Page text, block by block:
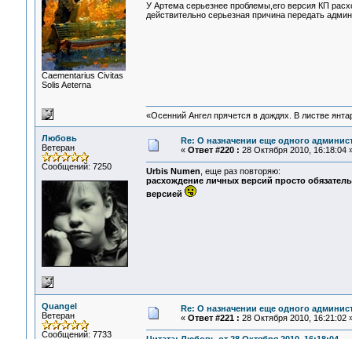
Сaementarius Civitas
Solis Aeterna
У Артема серьезнее проблемы,его версия КП
действительно серьезная причина передать
«Осенний Ангел прячется в дождях. В листве
Любовь
Ветеран
Сообщений: 7250
Re: О назначении еще одного
« Ответ #220 : 28 Октября 2010, 16:18:04
Urbis Numen , еще раз повторяю:
расхождение личных версий просто
версией
Quangel
Ветеран
Сообщений: 7733
Re: О назначении еще одного
« Ответ #221 : 28 Октября 2010, 16:21:02